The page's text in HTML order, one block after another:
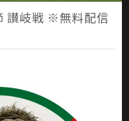
讃岐戦 ※無料配信